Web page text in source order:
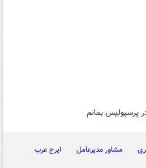
پرسپولیس بمانم
مشاور مدیرعامل ایرج عرب